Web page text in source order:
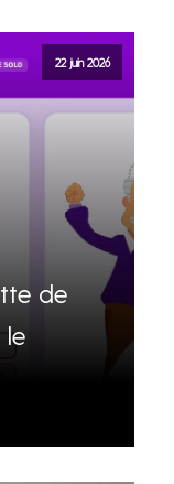
22 juin 2026
de
le